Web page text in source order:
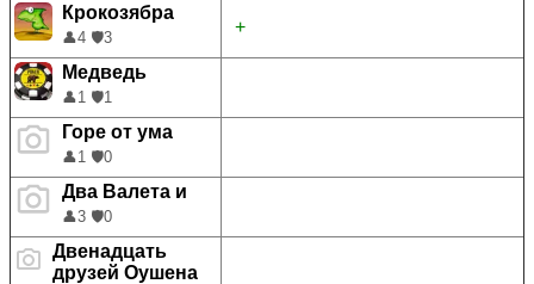
Крокозябра
👤4 🛡️3
+
Медведь
👤1 🛡️1
Горе от ума
👤1 🛡️0
Два Валета и
👤3 🛡️0
Двенадцать
друзей Оушена